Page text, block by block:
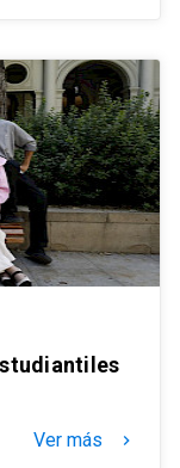
Ver más keyboard_arrow_right